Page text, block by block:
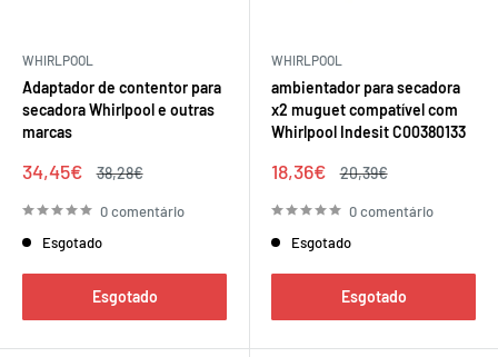
WHIRLPOOL
Adaptador de contentor para
secadora Whirlpool e outras
marcas
Preço
venda
34,45€
Preço
38,28€
0 comentário
Esgotado
Esgotado
WHIRLPOOL
ambientador para secadora
x2 muguet compatível com
Whirlpool Indesit C00380133
Preço
venda
18,36€
Preço
20,39€
0 comentário
Esgotado
Esgotado